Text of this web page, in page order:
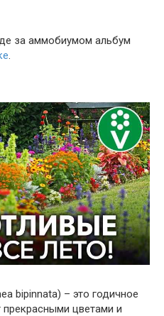
за аммобиумом альбум
bipinnata) – это годичное
прекрасными цветами и